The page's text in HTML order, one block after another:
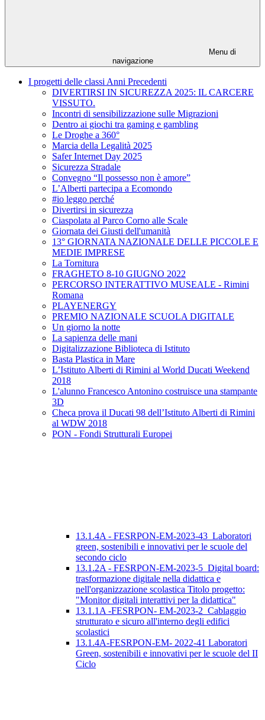
Menu di
navigazione
I progetti delle classi Anni Precedenti
DIVERTIRSI IN SICUREZZA 2025: IL CARCERE
VISSUTO.
Incontri di sensibilizzazione sulle Migrazioni
Dentro ai giochi tra gaming e gambling
Le Droghe a 360°
Marcia della Legalità 2025
Safer Internet Day 2025
Sicurezza Stradale
Convegno “Il possesso non è amore”
L’Alberti partecipa a Ecomondo
#io leggo perché
Divertirsi in sicurezza
Ciaspolata al Parco Corno alle Scale
Giornata dei Giusti dell'umanità
13° GIORNATA NAZIONALE DELLE PICCOLE E
MEDIE IMPRESE
La Tornitura
FRAGHETO 8-10 GIUGNO 2022
PERCORSO INTERATTIVO MUSEALE - Rimini
Romana
PLAYENERGY
PREMIO NAZIONALE SCUOLA DIGITALE
Un giorno la notte
La sapienza delle mani
Digitalizzazione Biblioteca di Istituto
Basta Plastica in Mare
L’Istituto Alberti di Rimini al World Ducati Weekend
2018
L'alunno Francesco Antonino costruisce una stampante
3D
Checa prova il Ducati 98 dell’Istituto Alberti di Rimini
al WDW 2018
PON - Fondi Strutturali Europei
13.1.4A - FESRPON-EM-2023-43_Laboratori
green, sostenibili e innovativi per le scuole del
secondo ciclo
13.1.2A - FESRPON-EM-2023-5_Digital board:
trasformazione digitale nella didattica e
nell'organizzazione scolastica Titolo progetto:
"Monitor digitali interattivi per la didattica"
13.1.1A -FESRPON- EM-2023-2_Cablaggio
strutturato e sicuro all'interno degli edifici
scolastici
13.1.4A-FESRPON-EM- 2022-41 Laboratori
Green, sostenibili e innovativi per le scuole del II
Ciclo